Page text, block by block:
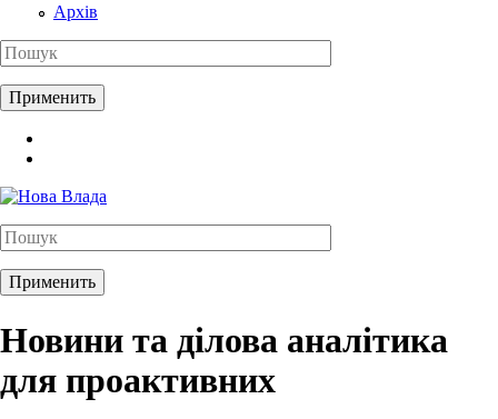
Архів
Новини та ділова аналітика
для проактивних